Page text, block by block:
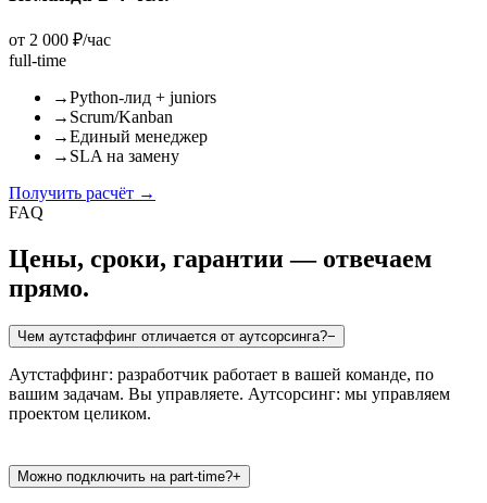
от 2 000 ₽/час
full-time
→Python-лид + juniors
→ Scrum/Kanban
→Единый менеджер
→ SLA на замену
Получить расчёт →
FAQ
Цены, сроки, гарантии — отвечаем
прямо.
Чем аутстаффинг отличается от аутсорсинга?−
Аутстаффинг: разработчик работает в вашей команде, по
вашим задачам. Вы управляете. Аутсорсинг: мы управляем
проектом целиком.
Можно подключить на part-time?+